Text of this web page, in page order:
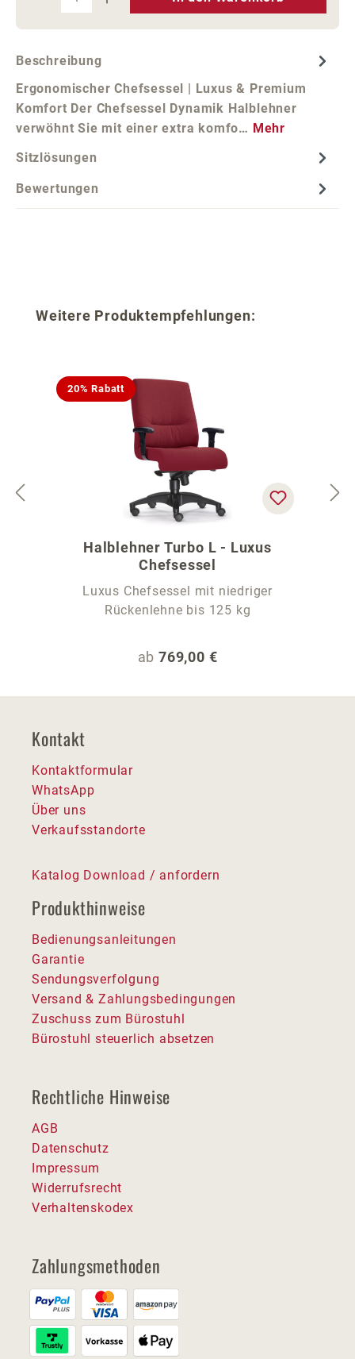
Beschreibung
Ergonomischer Chefsessel | Luxus & Premium
Komfort Der Chefsessel Dynamik Halblehner
verwöhnt Sie mit einer extra komfo… Mehr
Sitzlösungen
Bewertungen
Produktgalerie überspringen
Weitere Produktempfehlungen:
20% Rabatt
Halblehner Turbo L - Luxus
Chefsessel
Luxus Chefsessel mit niedriger
Rückenlehne bis 125 kg
Regulärer Preis:
ab 769,00 €
Kontakt
Kontaktformular
WhatsApp
Über uns
Verkaufsstandorte
Katalog Download / anfordern
Produkthinweise
Bedienungsanleitungen
Garantie
Sendungsverfolgung
Versand & Zahlungsbedingungen
Zuschuss zum Bürostuhl
Bürostuhl steuerlich absetzen
Rechtliche Hinweise
AGB
Datenschutz
Impressum
Widerrufsrecht
Verhaltenskodex
Zahlungsmethoden